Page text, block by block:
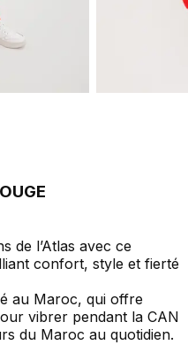
de l’Atlas avec ce
confort, style et fierté
au Maroc, qui offre
vibrer pendant la CAN
du Maroc au quotidien.